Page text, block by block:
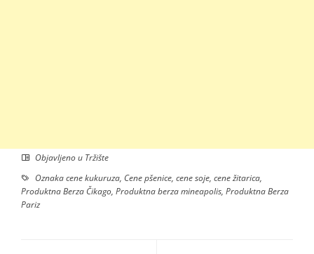
Objavljeno u Tržište
Oznakacene kukuruza, Cene pšenice, cene soje, cene žitarica,
Produktna Berza Čikago, Produktna berza mineapolis, Produktna Berza
Pariz